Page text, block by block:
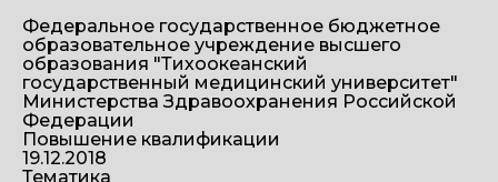
Федеральное государственное бюджетное
образовательное учреждение высшего
образования "Тихоокеанский
государственный медицинский университет"
Министерства Здравоохранения Российской
Федерации
Повышение квалификации
19.12.2018
Тематика